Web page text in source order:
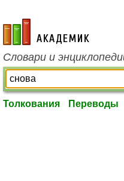
academic.ru
Словари и
Толкования Переводы